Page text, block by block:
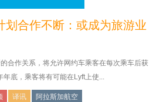
划合作不断：或成为旅游业
合作关系，将允许网约车乘客在每次乘车后获
底，乘客将有可能在Lyft上使...
译讯 阿拉斯加航空